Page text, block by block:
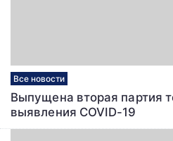
Все новости
Выпущена вторая партия
выявления COVID-19